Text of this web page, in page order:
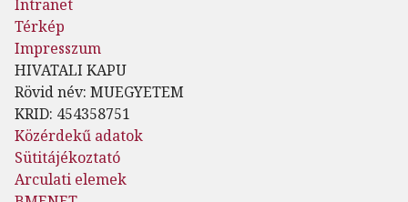
Intranet
Térkép
Impresszum
HIVATALI KAPU
Rövid név: MUEGYETEM
KRID: 454358751
Közérdekű adatok
Sütitájékoztató
Arculati elemek